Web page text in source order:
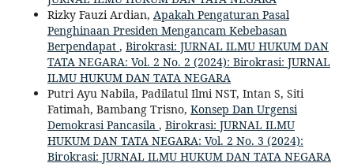
Rizky Fauzi Ardian, Apakah Pengaturan Pasal
Penghinaan Presiden Mengancam Kebebasan
Berpendapat , Birokrasi: JURNAL ILMU HUKUM DAN
TATA NEGARA: Vol. 2 No. 2 (2024): Birokrasi: JURNAL
ILMU HUKUM DAN TATA NEGARA
Putri Ayu Nabila, Padilatul Ilmi NST, Intan S, Siti
Fatimah, Bambang Trisno, Konsep Dan Urgensi
Demokrasi Pancasila , Birokrasi: JURNAL ILMU
HUKUM DAN TATA NEGARA: Vol. 2 No. 3 (2024):
Birokrasi: JURNAL ILMU HUKUM DAN TATA NEGARA